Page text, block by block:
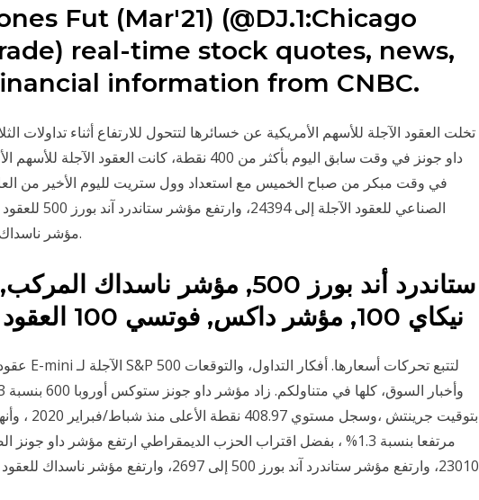
Fut (Mar'21) (@DJ.1:Chicago
real-time stock quotes, news,
information from CNBC.
تخلت العقود الآجلة للأسهم الأمريكية عن خسائرها لتتحول للارتفاع أثناء تداولات
داو جونز في وقت سابق اليوم بأكثر من 400 نقطة، كانت العقود
في وقت مبكر من صباح الخميس مع استعداد وول ستريت لليوم الأخير من
مؤشر ناسداك للعقود الآجلة إلى 9380.
نيكاي 100, مؤشر داكس, فوتسي 100 العقود الآجلة زراعي
بتوقيت
مرتفعا بنسبة 1.3% ، بفضل اقتراب الحزب الديمقراطي ارتفع مؤشر داو
23010، وارتفع مؤشر ستاندرد آند بورز 500 إلى 2697، وارتفع مؤشر ناسداك للعقود الآجلة إلى 8175. الدولار